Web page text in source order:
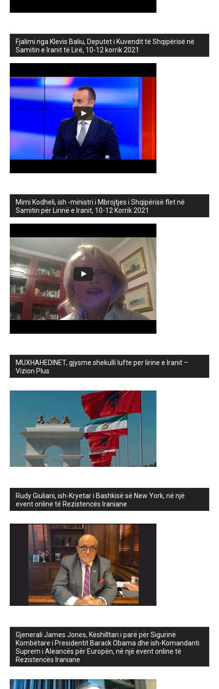
Fjalimi nga Klevis Baliu, Deputet i Kuvendit të Shqipërisë në
Samitin e Iranit të Lirë, 10-12 korrik 2021
Mimi Kodheli, ish -ministri i Mbrojtjes i Shqipërisë flet në
Samitin për Lirinë e Iranit, 10-12 Korrik 2021
MUXHAHEDINET, gjysme shekulli lufte per lirine e Iranit –
Vizion Plus
Rudy Giuliani, ish-Kryetar i Bashkisë së New York, në një
event online të Rezistencës Iraniane
Gjenerali James Jones, Këshilltari i parë për Sigurinë
Kombëtare i Presidentit Barack Obama dhe ish-Komandanti
Suprem i Aleancës për Europën, në një event online të
Rezistencës Iraniane